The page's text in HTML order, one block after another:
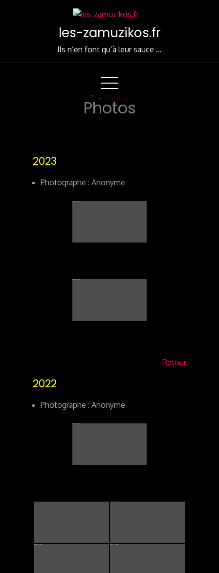
les-zamuzikos.fr
Ils n’en font qu’à leur sauce …
Photos
> Photos
2023
Photographe : Anonyme
Retour
2022
Photographe : Anonyme